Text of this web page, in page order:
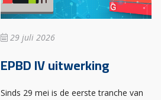
29 juli 2026
EPBD IV uitwerking
Sinds 29 mei is de eerste tranche van